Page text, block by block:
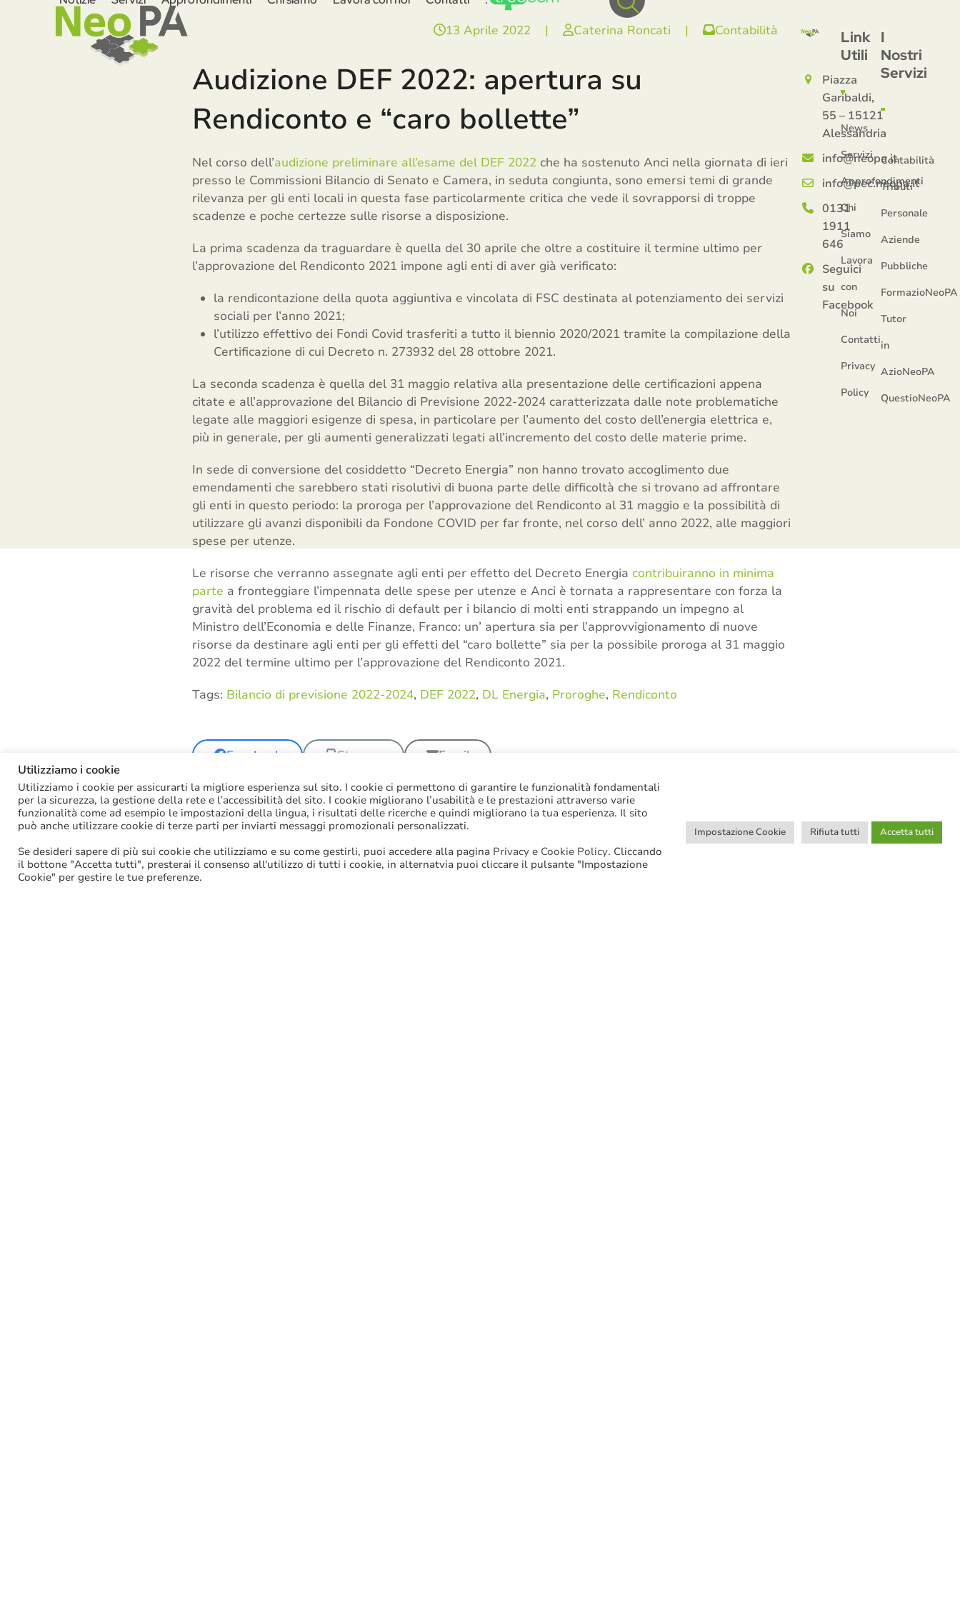
13 Aprile 2022 | Caterina Roncati | Contabilità
Audizione DEF 2022: apertura su
Rendiconto e “caro bollette”
Nel corso dell’audizione preliminare all’esame del DEF 2022che ha sostenuto Anci nella giornata di ieri
presso le Commissioni Bilancio di Senato e Camera, in seduta congiunta, sono emersi temi di grande
rilevanza per gli enti locali in questa fase particolarmente critica che vede il sovrapporsi di troppe
scadenze e poche certezze sulle risorse a disposizione.
La prima scadenza da traguardare è quella del 30 aprile che oltre a costituire il termine ultimo per
l’approvazione del Rendiconto 2021 impone agli enti di aver già verificato:
la rendicontazione della quota aggiuntiva e vincolata di FSC destinata al potenziamento dei servizi
sociali per l’anno 2021;
l’utilizzo effettivo dei Fondi Covid trasferiti a tutto il biennio 2020/2021 tramite la compilazione della
Certificazione di cui Decreto n. 273932 del 28 ottobre 2021.
La seconda scadenza è quella del 31 maggio relativa alla presentazione delle certificazioni appena
citate e all’approvazione del Bilancio di Previsione 2022-2024 caratterizzata dalle note problematiche
legate alle maggiori esigenze di spesa, in particolare per l’aumento del costo dell’energia elettrica e,
più in generale, per gli aumenti generalizzati legati all’incremento del costo delle materie prime.
In sede di conversione del cosiddetto “Decreto Energia” non hanno trovato accoglimento due
emendamenti che sarebbero stati risolutivi di buona parte delle difficoltà che si trovano ad affrontare
gli enti in questo periodo: la proroga per l’approvazione del Rendiconto al 31 maggio e la possibilità di
utilizzare gli avanzi disponibili da Fondone COVID per far fronte, nel corso dell’ anno 2022, alle maggiori
spese per utenze.
Le risorse che verranno assegnate agli enti per effetto del Decreto Energia contribuiranno in minima
parte a fronteggiare l’impennata delle spese per utenze e Anci è tornata a rappresentare con forza la
gravità del problema ed il rischio di default per i bilancio di molti enti strappando un impegno al
Ministro dell’Economia e delle Finanze, Franco: un’ apertura sia per l’approvvigionamento di nuove
risorse da destinare agli enti per gli effetti del “caro bollette” sia per la possibile proroga al 31 maggio
2022 del termine ultimo per l’approvazione del Rendiconto 2021.
Tags: Bilancio di previsione 2022-2024, DEF 2022, DL Energia, Proroghe, Rendiconto
Facebook Stampa Email
Piazza
Garibaldi,
55 – 15121
Alessandria
info@neopa.it
info@pec.neopa.it
0131
1911
646
Seguici
su
Facebook
Link
Utili
News
Servizi
Approfondimenti
Chi
Siamo
Lavora
con
Noi
Contatti
Privacy
Policy
I
Nostri
Servizi
Contabilità
Tributi
Personale
Aziende
Pubbliche
FormazioNeoPA
Tutor
in
AzioNeoPA
QuestioNeoPA
Utilizziamo i cookie
Utilizziamo i cookie per assicurarti la migliore esperienza sul sito. I cookie ci permettono di garantire le funzionalità fondamentali
per la sicurezza, la gestione della rete e l’accessibilità del sito. I cookie migliorano l’usabilità e le prestazioni attraverso varie
funzionalità come ad esempio le impostazioni della lingua, i risultati delle ricerche e quindi migliorano la tua esperienza. Il sito
può anche utilizzare cookie di terze parti per inviarti messaggi promozionali personalizzati.
Se desideri sapere di più sui cookie che utilizziamo e su come gestirli, puoi accedere alla pagina Privacy e Cookie Policy. Cliccando
il bottone "Accetta tutti", presterai il consenso all'utilizzo di tutti i cookie, in alternatvia puoi cliccare il pulsante "Impostazione
Cookie" per gestire le tue preferenze.
Impostazione Cookie Rifiuta tutti Accetta tutti